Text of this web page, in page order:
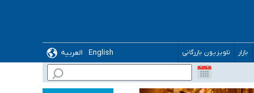
بازار تلویزیون بازرگانی English
العربیه